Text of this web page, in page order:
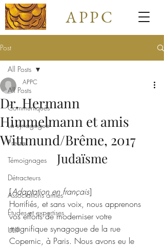
APPC
Post
All Posts
Communiqués
La synagogue
Presse
Témoignages
Détracteurs
Associations amies
Études et expertises
ULIF
All Posts
Dr. Hermann
Himmelmann et amis
Wittmund/Brême, 2017
APPC
Judaïsme
[Adaptation en français]
Horrifiés, et sans voix, nous apprenons
vos efforts de moderniser votre
magnifique synagogue de la rue
Copernic, à Paris. Nous avons eu le